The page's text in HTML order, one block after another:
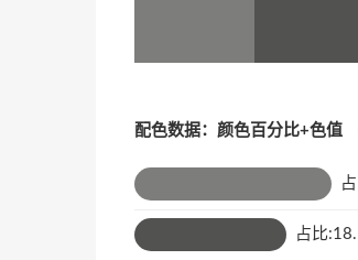
配色数据：颜色百分比+色值
占
占比